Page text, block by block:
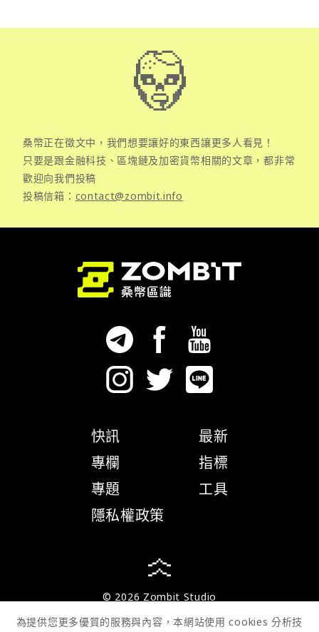
桑幣正在徵文中，我們想要讓好的東西讓更多人看見！
只要是跟金融科技、區塊鏈及加密貨幣相關的文章，都非常
歡迎向我們投稿
投稿信箱： contact@zombit.info
快訊
專欄
專題
隱私權政策
最新
指標
工具
© 2026 Zombit Studio
為提供您更多優質的服務與內容，本網站使用 cookies 分析技